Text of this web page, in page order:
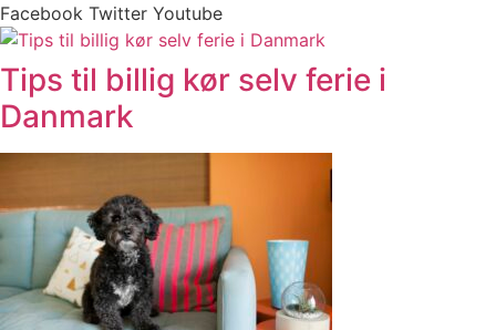
Facebook Twitter Youtube
Tips til billig kør selv ferie i
Danmark